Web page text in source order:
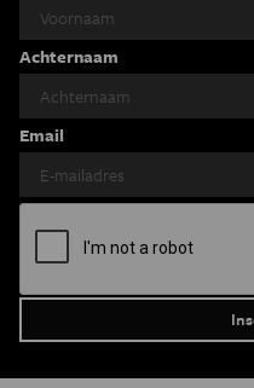
Achternaam
Email